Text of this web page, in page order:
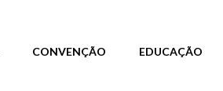
CONVENÇÃO EDUCAÇÃO